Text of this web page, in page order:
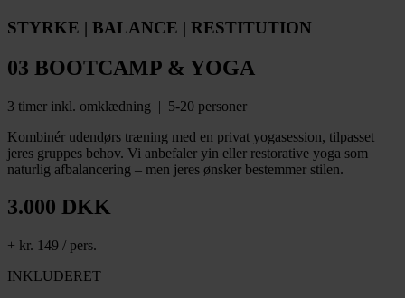
STYRKE | BALANCE | RESTITUTION
03 BOOTCAMP & YOGA
3 timer inkl. omklædning | 5-20 personer
Kombinér udendørs træning med en privat yogasession, tilpasset
jeres gruppes behov. Vi anbefaler yin eller restorative yoga som
naturlig afbalancering – men jeres ønsker bestemmer stilen.
3.000 DKK
+ kr. 149 / pers.
INKLUDERET